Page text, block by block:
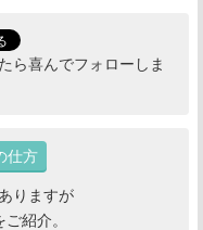
ら喜んでフォローしま
仕方
りますが
紹介。